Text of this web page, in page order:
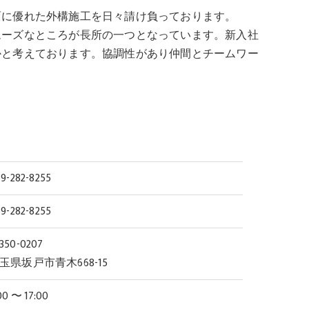
れた外構施工を日々請け負っております。
ズなところが長所の一つとなっています。新入社
考えております。協調性があり仲間とチームワー
282-8255
282-8255
0207
県坂戸市青木668-15
〜 17:00